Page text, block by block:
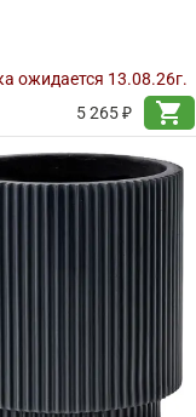
ожидается 13.08.26г.
5 265 ₽
shopping_cart